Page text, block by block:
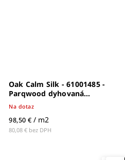
Oak Calm Silk - 61001485 -
Parqwood dyhovaná
drevená podlaha
Na dotaz
80,08 € bez DPH
98,50 € / m2